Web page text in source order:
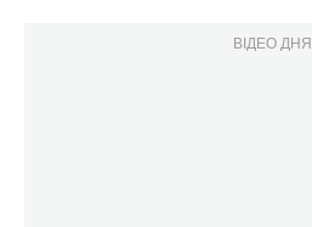
ВІДЕО ДНЯ